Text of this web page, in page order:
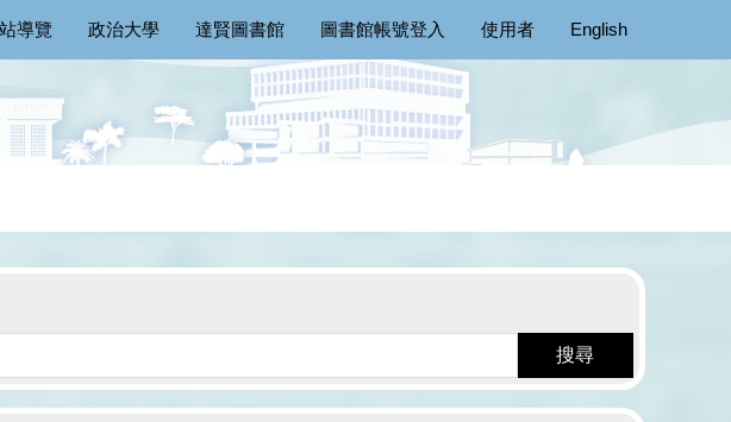
導覽 政治大學 達賢圖書館 圖書館帳號登入 使用者 English
搜尋